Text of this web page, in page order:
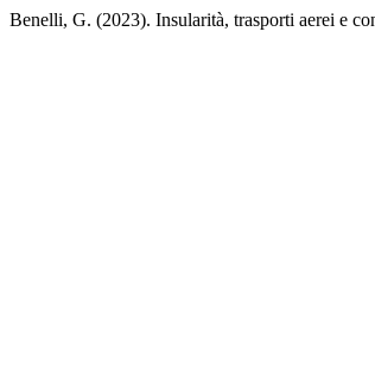
Benelli, G. (2023). Insularità, trasporti aerei e